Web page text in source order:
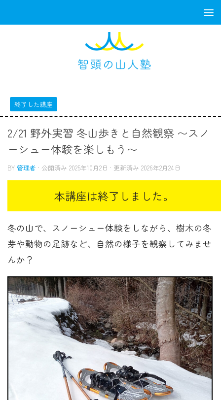
終了した講座
2/21 野外実習 冬山歩きと自然観察 〜スノ
ーシュー体験を楽しもう〜
BY 管理者 · 公開済み 2025年10月2日 · 更新済み 2026年2月24日
冬の山で、スノーシュー体験をしながら、樹木の冬
芽や動物の足跡など、自然の様子を観察してみませ
んか？